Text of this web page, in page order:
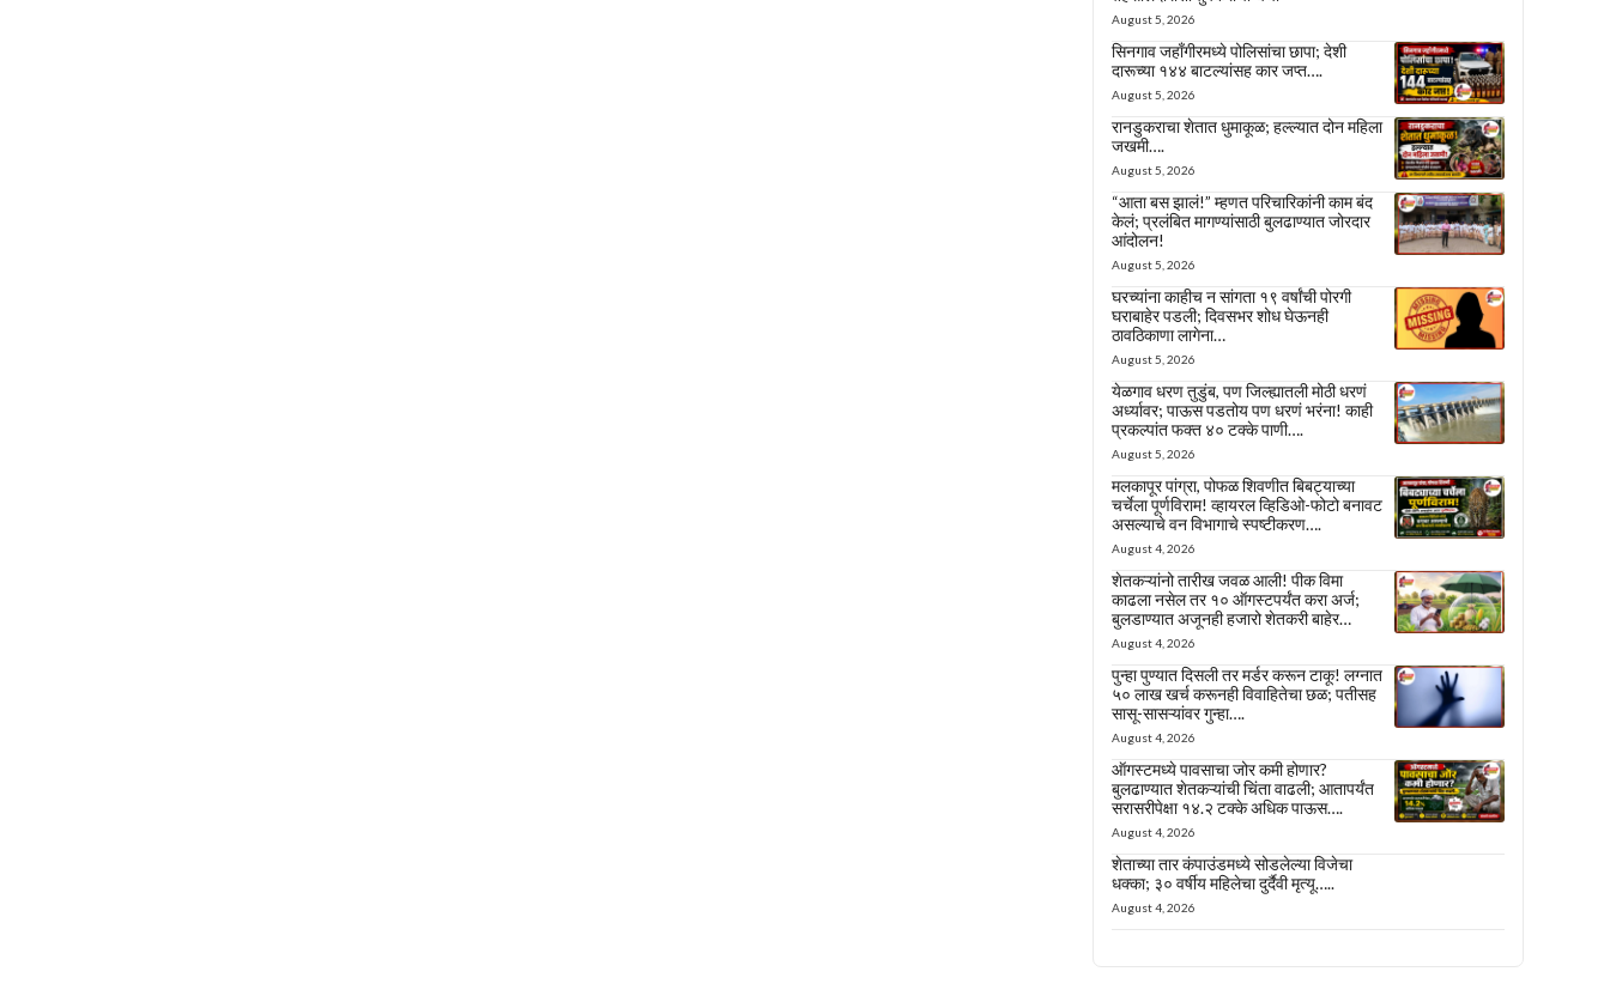
August 5, 2026
सिनगाव जहाँगीरमध्ये पोलिसांचा छापा; देशी
दारूच्या १४४ बाटल्यांसह कार जप्त….
August 5, 2026
रानडुकराचा शेतात धुमाकूळ; हल्ल्यात दोन महिला
जखमी….
August 5, 2026
“आता बस झालं!” म्हणत परिचारिकांनी काम बंद
केलं; प्रलंबित मागण्यांसाठी बुलढाण्यात जोरदार
आंदोलन!
August 5, 2026
घरच्यांना काहीच न सांगता १९ वर्षांची पोरगी
घराबाहेर पडली; दिवसभर शोध घेऊनही
ठावठिकाणा लागेना…
August 5, 2026
येळगाव धरण तुडुंब, पण जिल्ह्यातली मोठी धरणं
अर्ध्यावर; पाऊस पडतोय पण धरणं भरंना! काही
प्रकल्पांत फक्त ४० टक्के पाणी….
August 5, 2026
मलकापूर पांग्रा, पोफळ शिवणीत बिबट्याच्या
चर्चेला पूर्णविराम! व्हायरल व्हिडिओ-फोटो बनावट
असल्याचे वन विभागाचे स्पष्टीकरण….
August 4, 2026
शेतकऱ्यांनो तारीख जवळ आली! पीक विमा
काढला नसेल तर १० ऑगस्टपर्यंत करा अर्ज;
बुलडाण्यात अजूनही हजारो शेतकरी बाहेर…
August 4, 2026
पुन्हा पुण्यात दिसली तर मर्डर करून टाकू! लग्नात
५० लाख खर्च करूनही विवाहितेचा छळ; पतीसह
सासू-सासऱ्यांवर गुन्हा….
August 4, 2026
ऑगस्टमध्ये पावसाचा जोर कमी होणार?
बुलढाण्यात शेतकऱ्यांची चिंता वाढली; आतापर्यंत
सरासरीपेक्षा १४.२ टक्के अधिक पाऊस….
August 4, 2026
शेताच्या तार कंपाउंडमध्ये सोडलेल्या विजेचा
धक्का; ३० वर्षीय महिलेचा दुर्दैवी मृत्यू…..
August 4, 2026